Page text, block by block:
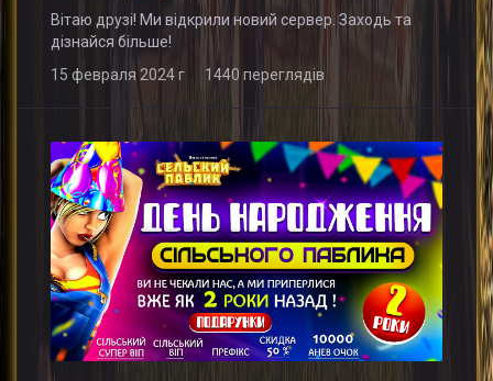
Вітаю друзі! Ми відкрили новий сервер. Заходь та
дізнайся більше!
15 февраля 2024 г 1440 переглядів